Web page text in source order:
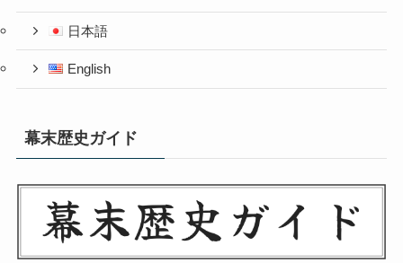
日本語
English
幕末歴史ガイド